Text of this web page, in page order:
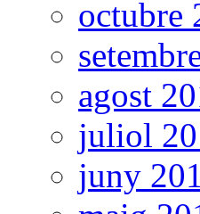
octubre
agost
juliol
juny